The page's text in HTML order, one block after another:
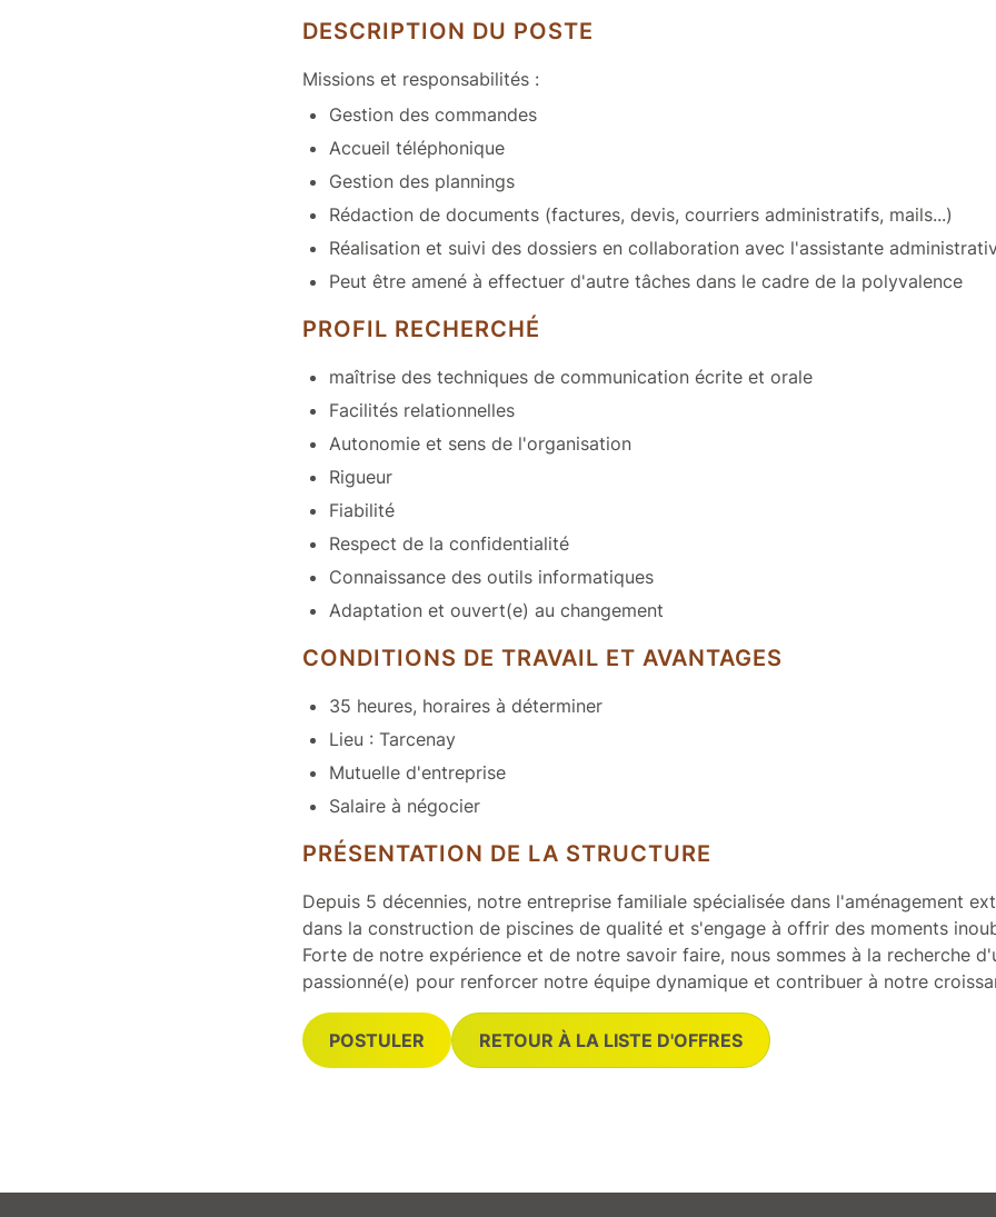
DESCRIPTION DU POSTE
Missions et responsabilités :
Gestion des commandes
Accueil téléphonique
Gestion des plannings
Rédaction de documents (factures, devis, courriers administratifs, mails...)
Réalisation et suivi des dossiers en collaboration avec l'assistante
Peut être amené à effectuer d'autre tâches dans le cadre de la polyvalence
PROFIL RECHERCHÉ
maîtrise des techniques de communication écrite et orale
Facilités relationnelles
Autonomie et sens de l'organisation
Rigueur
Fiabilité
Respect de la confidentialité
Connaissance des outils informatiques
Adaptation et ouvert(e) au changement
CONDITIONS DE TRAVAIL ET AVANTAGES
35 heures, horaires à déterminer
Lieu : Tarcenay
Mutuelle d'entreprise
Salaire à négocier
PRÉSENTATION DE LA STRUCTURE
Depuis 5 décennies, notre entreprise familiale spécialisée dans l'aménagement
dans la construction de piscines de qualité et s'engage à offrir des moments
Forte de notre expérience et de notre savoir faire, nous sommes à la recherche
passionné(e) pour renforcer notre équipe dynamique et contribuer à notre
POSTULER RETOUR À LA LISTE D'OFFRES